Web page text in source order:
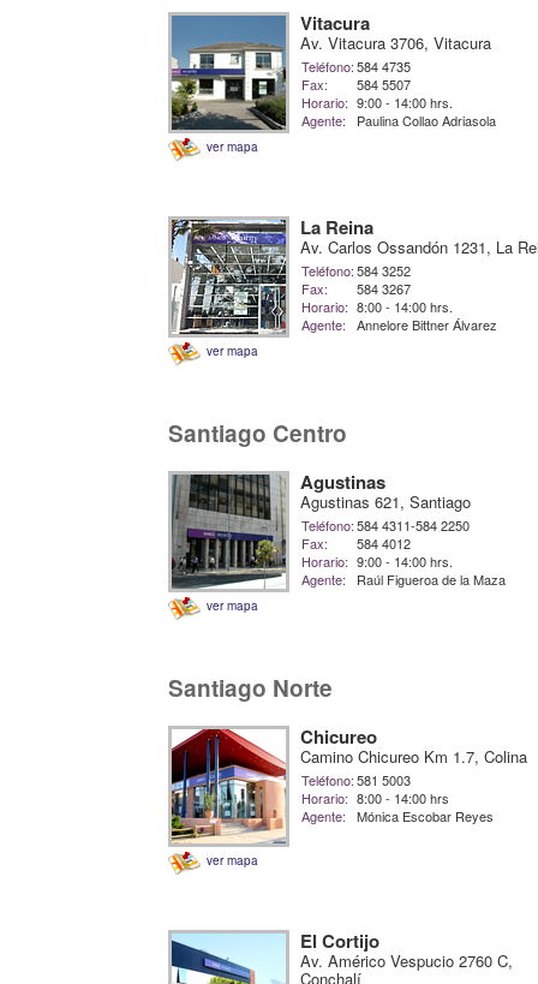
ver mapa
Vitacura
Av. Vitacura 3706, Vitacura
Teléfono:584 4735
Fax:
584 5507
Horario: 9:00 - 14:00 hrs.
Agente:
Paulina Collao Adriasola
ver mapa
La Reina
Av. Carlos Ossandón 1231, La
Teléfono:584 3252
Fax:
584 3267
Horario: 8:00 - 14:00 hrs.
Agente:
Annelore Bittner Álvarez
Santiago Centro
ver mapa
Agustinas
Agustinas 621, Santiago
Teléfono:584 4311-584 2250
Fax:
584 4012
Horario: 9:00 - 14:00 hrs.
Agente:
Raúl Figueroa de la Maza
Santiago Norte
ver mapa
Chicureo
Camino Chicureo Km 1.7, Colina
Teléfono:581 5003
Horario: 8:00 - 14:00 hrs
Agente:
Mónica Escobar Reyes
El Cortijo
Av. Américo Vespucio 2760 C,
Conchalí